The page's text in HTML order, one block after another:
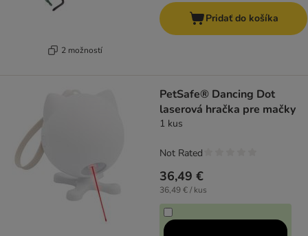
2 možností
Pridať do košíka
PetSafe® Dancing Dot
laserová hračka pre mačky
1 kus
36,49 €
36,49 € / kus
Not Rated